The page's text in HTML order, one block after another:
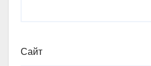
Сайт